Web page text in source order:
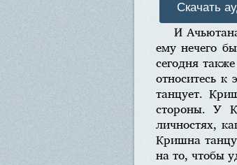
Скачать
И
ему нечего
сегодня
относитесь
танцует.
стороны. У
личностях,
Кришна
на то, чтобы